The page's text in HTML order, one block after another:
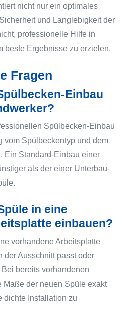
nicht nur ein optimales
und Langlebigkeit der
professionelle Hilfe in
beste Ergebnisse zu erzielen.
Fragen
Einbau
Spülbecken-Einbau
vom Spülbeckentyp und dem
Ein Standard-Einbau einer
als der einer Unterbau-
in eine
einbauen?
vorhandene Arbeitsplatte
der Ausschnitt passt oder
bereits vorhandenen
Maße der neuen Spüle exakt
dichte Installation zu